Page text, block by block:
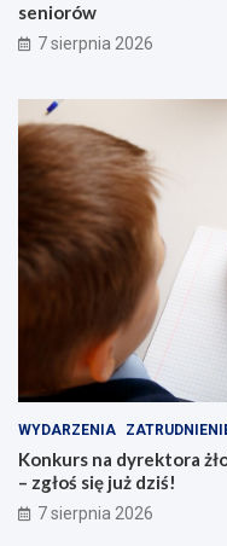
g
!
d
g
i
c
n
seniorów
7 sierpnia 2026
WYDARZENIA
Konkurs na dyrektora
– zgłoś się już dziś!
7 sierpnia 2026